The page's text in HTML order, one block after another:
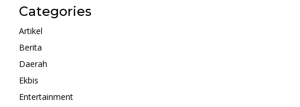
Categories
Artikel
Berita
Daerah
Ekbis
Entertainment